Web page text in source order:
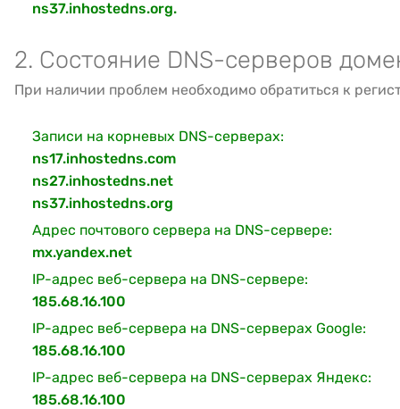
ns37.inhostedns.org.
2. Состояние DNS-серверов
При наличии проблем необходимо обратиться к
Записи на корневых DNS-серверах:
ns17.inhostedns.com
ns27.inhostedns.net
ns37.inhostedns.org
Адрес почтового сервера на DNS-сервере:
mx.yandex.net
IP-адрес веб-сервера на DNS-сервере:
185.68.16.100
IP-адрес веб-сервера на DNS-серверах Google:
185.68.16.100
IP-адрес веб-сервера на DNS-серверах Яндекс:
185.68.16.100